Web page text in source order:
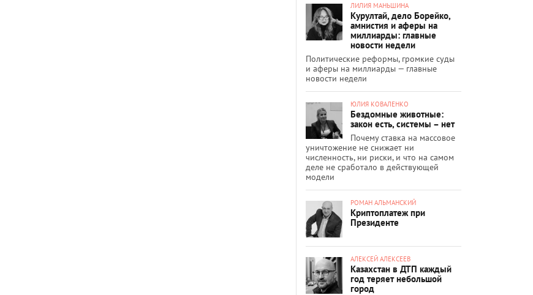
ЛИЛИЯ МАНЬШИНА
Курултай, дело Борейко,
амнистия и аферы на
миллиарды: главные
новости недели
Политические реформы, громкие суды
и аферы на миллиарды — главные
новости недели
ЮЛИЯ КОВАЛЕНКО
Бездомные животные:
закон есть, системы – нет
Почему ставка на массовое
уничтожение не снижает ни
численность, ни риски, и что на самом
деле не сработало в действующей
модели
РОМАН АЛЬМАНСКИЙ
Криптоплатеж при
Президенте
АЛЕКСЕЙ АЛЕКСЕЕВ
Казахстан в ДТП каждый
год теряет небольшой
город